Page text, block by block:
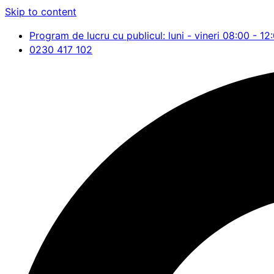
Skip to content
Program de lucru cu publicul: luni - vineri 08:00 -
0230 417 102